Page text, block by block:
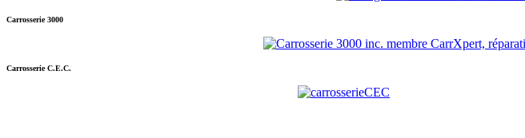
Carrosserie 3000
Carrosserie C.E.C.